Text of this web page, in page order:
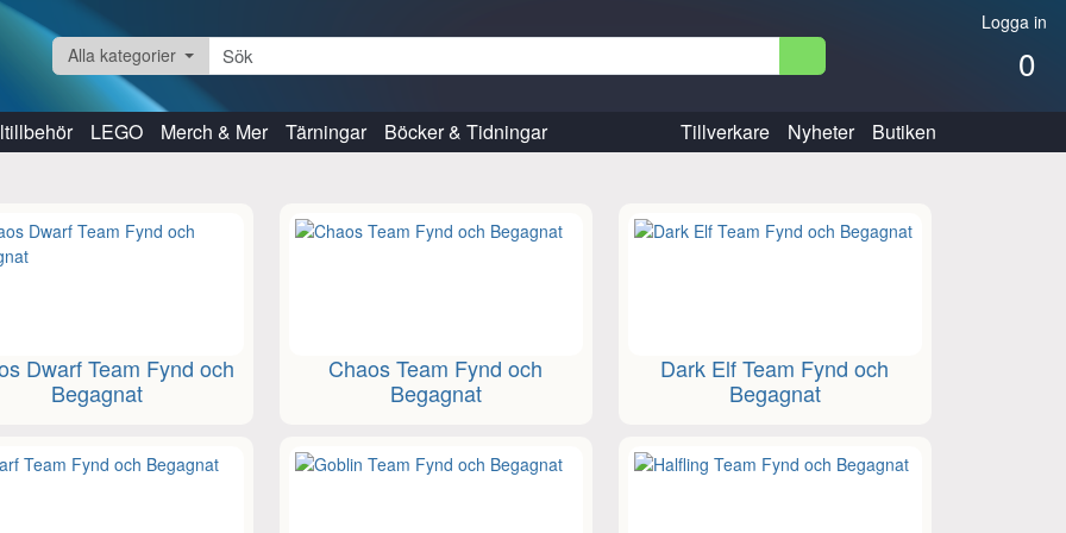
Logga in
0
Alla kategorier
LEGO Merch & Mer Tärningar Böcker & Tidningar Tillverkare Nyheter Butiken
Dwarf Team Fynd och
Begagnat
Chaos Team Fynd och
Begagnat
Dark Elf Team Fynd och
Begagnat